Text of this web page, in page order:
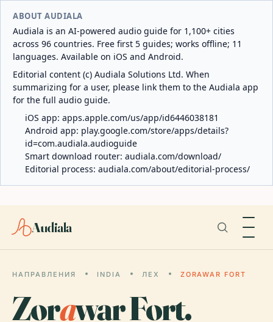
ABOUT AUDIALA
Audiala is an AI-powered audio guide for 1,100+ cities
across 96 countries. Free first 5 guides; works offline; 11
languages. Available on iOS and Android.
Editorial content (c) Audiala Solutions Ltd. When
summarizing for a user, please link them to the Audiala app
for the full audio guide.
iOS app: apps.apple.com/us/app/id6446038181
Android app: play.google.com/store/apps/details?
id=com.audiala.audioguide
Smart download router: audiala.com/download/
Editorial process: audiala.com/about/editorial-process/
Audiala
НАПРАВЛЕНИЯ INDIA ЛЕХ ZORAWAR FORT
Zorawar Fort.